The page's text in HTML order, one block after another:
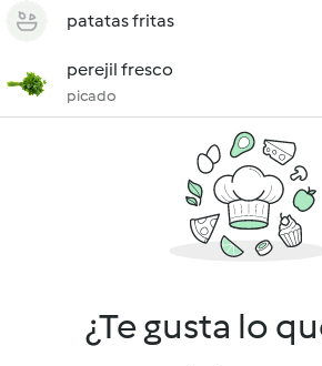
patatas fritas
perejil fresco
picado
¿Te gusta lo